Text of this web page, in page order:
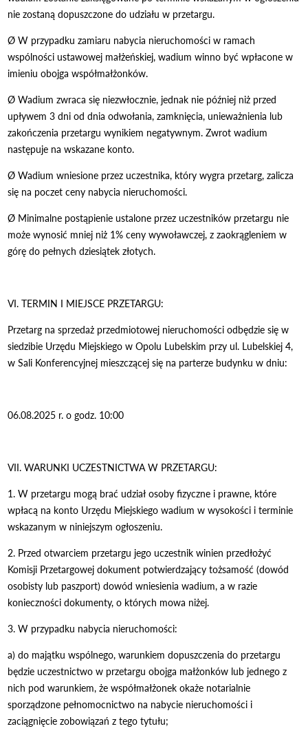
nie zostaną dopuszczone do udziału w przetargu.
Ø W przypadku zamiaru nabycia nieruchomości w ramach
wspólności ustawowej małżeńskiej, wadium winno być wpłacone w
imieniu obojga współmałżonków.
Ø Wadium zwraca się niezwłocznie, jednak nie później niż przed
upływem 3 dni od dnia odwołania, zamknięcia, unieważnienia lub
zakończenia przetargu wynikiem negatywnym. Zwrot wadium
następuje na wskazane konto.
Ø Wadium wniesione przez uczestnika, który wygra przetarg, zalicza
się na poczet ceny nabycia nieruchomości.
Ø Minimalne postąpienie ustalone przez uczestników przetargu nie
może wynosić mniej niż 1% ceny wywoławczej, z zaokrągleniem w
górę do pełnych dziesiątek złotych.
VI. TERMIN I MIEJSCE PRZETARGU:
Przetarg na sprzedaż przedmiotowej nieruchomości odbędzie się w
siedzibie Urzędu Miejskiego w Opolu Lubelskim przy ul. Lubelskiej 4,
w Sali Konferencyjnej mieszczącej się na parterze budynku w dniu:
06.08.2025 r. o godz. 10:00
VII. WARUNKI UCZESTNICTWA W PRZETARGU:
1. W przetargu mogą brać udział osoby fizyczne i prawne, które
wpłacą na konto Urzędu Miejskiego wadium w wysokości i terminie
wskazanym w niniejszym ogłoszeniu.
2. Przed otwarciem przetargu jego uczestnik winien przedłożyć
Komisji Przetargowej dokument potwierdzający tożsamość (dowód
osobisty lub paszport) dowód wniesienia wadium, a w razie
konieczności dokumenty, o których mowa niżej.
3. W przypadku nabycia nieruchomości:
a) do majątku wspólnego, warunkiem dopuszczenia do przetargu
będzie uczestnictwo w przetargu obojga małżonków lub jednego z
nich pod warunkiem, że współmałżonek okaże notarialnie
sporządzone pełnomocnictwo na nabycie nieruchomości i
zaciągnięcie zobowiązań z tego tytułu;